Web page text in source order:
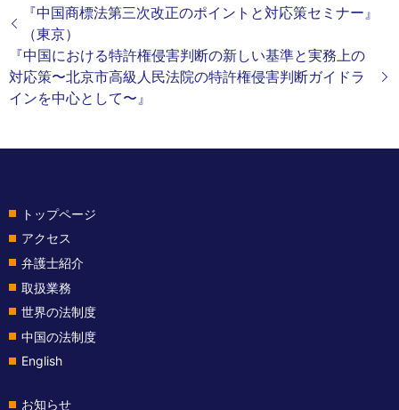
『中国商標法第三次改正のポイントと対応策セミナー』
（東京）
『中国における特許権侵害判断の新しい基準と実務上の
対応策〜北京市高級人民法院の特許権侵害判断ガイドラ
インを中心として〜』
トップページ
アクセス
弁護士紹介
取扱業務
世界の法制度
中国の法制度
English
お知らせ